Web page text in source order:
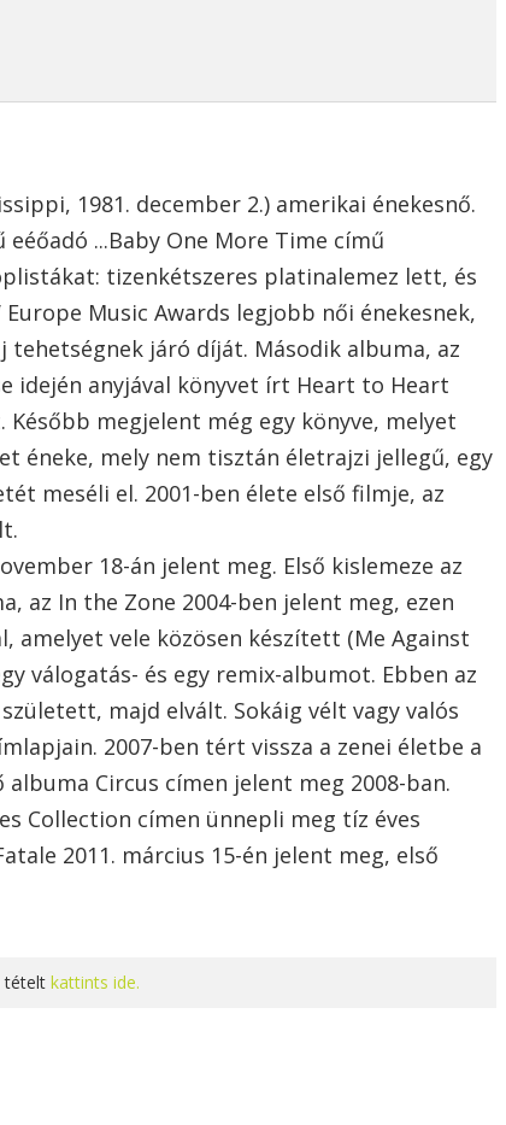
1981. december 2.) amerikai énekesnő.
...Baby One More Time című
tizenkétszeres platinalemez lett, és
Music Awards legjobb női énekesnek,
járó díját. Második albuma, az
idején anyjával könyvet írt Heart to Heart
megjelent még egy könyve, melyet
éneke, mely nem tisztán életrajzi jellegű, egy
meséli el. 2001-ben élete első filmje, az
18-án jelent meg. Első kislemeze az
az In the Zone 2004-ben jelent meg, ezen
amelyet vele közösen készített (Me Against
válogatás- és egy remix-albumot. Ebben az
majd elvált. Sokáig vélt vagy valós
2007-ben tért vissza a zenei életbe a
Circus címen jelent meg 2008-ban.
Collection címen ünnepli meg tíz éves
2011. március 15-én jelent meg, első
tételt kattints ide.